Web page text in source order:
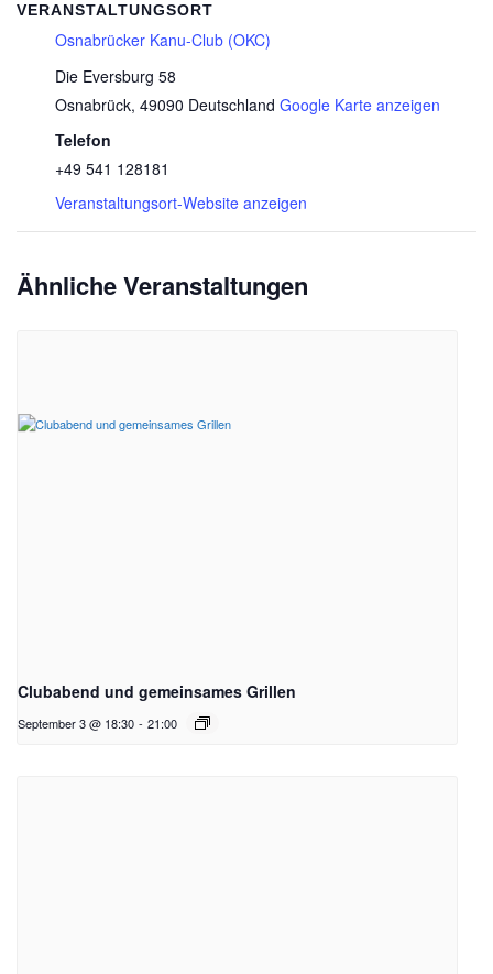
VERANSTALTUNGSORT
Osnabrücker Kanu-Club (OKC)
Die Eversburg 58
Osnabrück, 49090 Deutschland Google Karte anzeigen
Telefon
+49 541 128181
Veranstaltungsort-Website anzeigen
Ähnliche Veranstaltungen
Clubabend und gemeinsames Grillen
September 3 @ 18:30 - 21:00